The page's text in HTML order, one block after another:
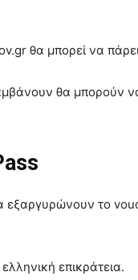
θα μπορεί να
θα
εξαργυρώνουν το
επικράτεια.